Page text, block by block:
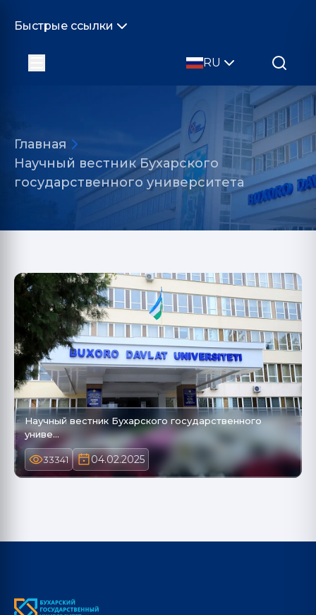
Быстрые ссылки
RU
Главная
Научный вестник Бухарского
государственного университета
Научный вестник Бухарского государственного
униве…
33341 04.02.2025